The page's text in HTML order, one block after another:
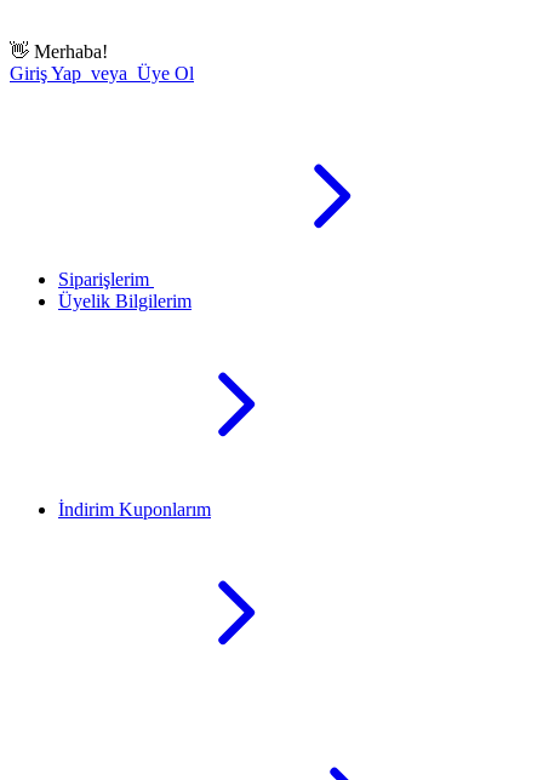
👋 Merhaba!
Giriş Yap veya Üye Ol
Siparişlerim
Üyelik Bilgilerim
İndirim Kuponlarım